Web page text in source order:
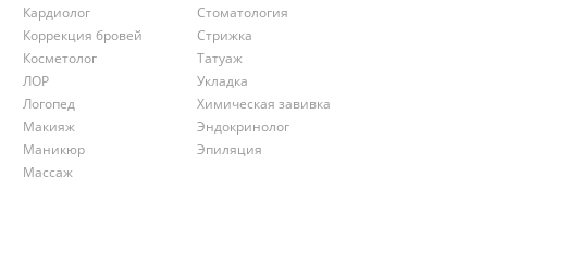
Кардиолог
Коррекция бровей
Косметолог
ЛОР
Логопед
Макияж
Маникюр
Массаж
Стоматология
Стрижка
Татуаж
Укладка
Химическая завивка
Эндокринолог
Эпиляция